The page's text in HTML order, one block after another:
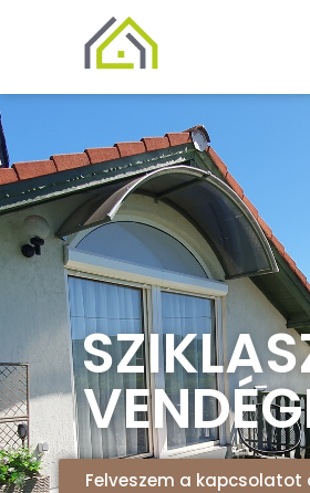
Felveszem a kapcsolatot